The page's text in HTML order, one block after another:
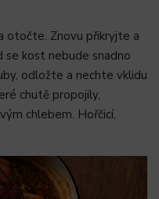
otočte. Znovu přikryjte a
se kost nebude snadno
odložte a nechte vklidu
chutě propojily,
chlebem. Hořčicí,